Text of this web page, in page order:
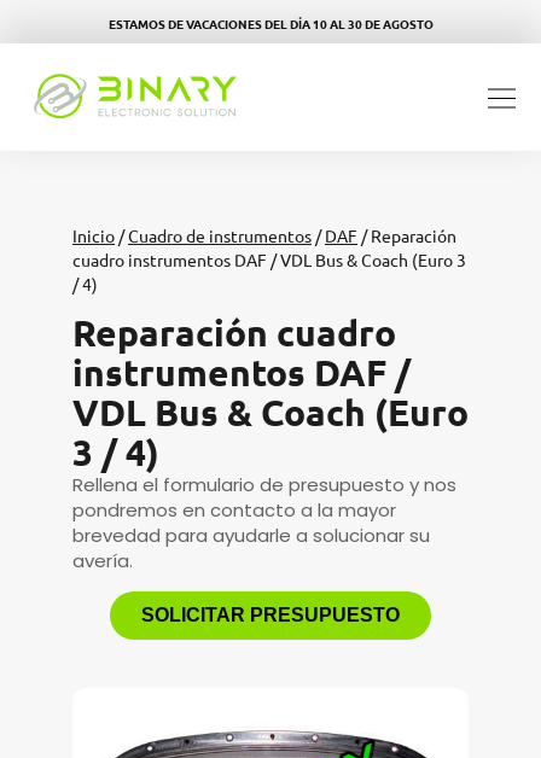
ESTAMOS DE VACACIONES DEL DÍA 10 AL 30 DE AGOSTO
Inicio /Cuadro de instrumentos /DAF / Reparación
cuadro instrumentos DAF / VDL Bus & Coach (Euro 3
/ 4)
Reparación cuadro
instrumentos DAF /
VDL Bus & Coach (Euro
3 / 4)
Rellena el formulario de presupuesto y nos
pondremos en contacto a la mayor
brevedad para ayudarle a solucionar su
avería.
SOLICITAR PRESUPUESTO